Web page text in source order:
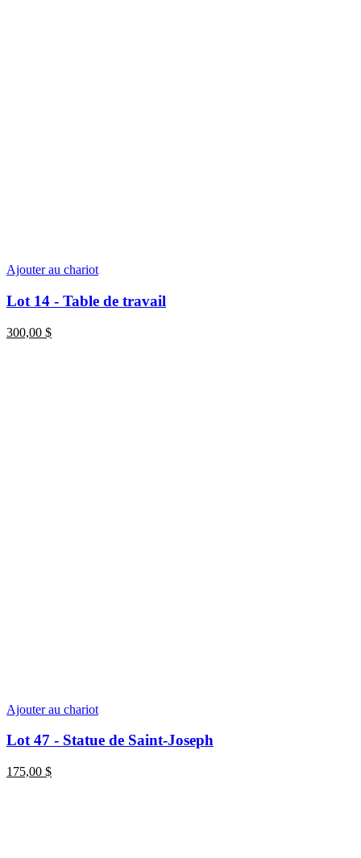
Ajouter au chariot
Lot 14 - Table de travail
300,00 $
Ajouter au chariot
Lot 47 - Statue de Saint-Joseph
175,00 $